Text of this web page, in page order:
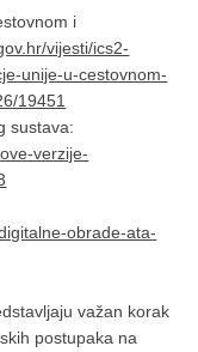
i
vijesti/ics2-
unije-u-cestovnom-
19451
sustava:
verzije-
obrade-ata-
važan korak
postupaka na